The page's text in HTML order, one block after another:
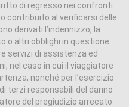
di regresso nei confronti
contribuito al verificarsi delle
derivati l’indennizzo, la
o altri obblighi in questione
servizi di assistenza ed
nel caso in cui il viaggiatore
nonché per l’esercizio
terzi responsabili del danno
del pregiudizio arrecato